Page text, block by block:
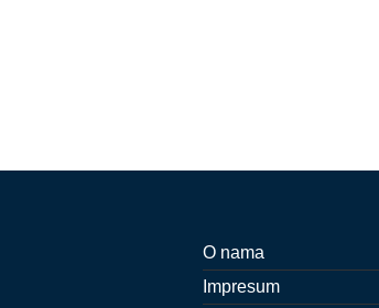
O nama
Impresum